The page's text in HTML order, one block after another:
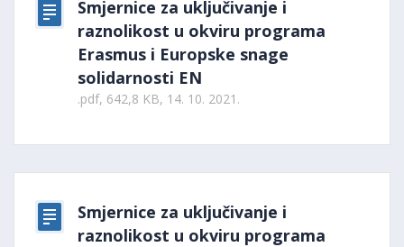
Smjernice za uključivanje i
raznolikost u okviru programa
Erasmus i Europske snage
solidarnosti EN
.pdf, 642,8 KB, 14. 10. 2021.
Smjernice za uključivanje i
raznolikost u okviru programa